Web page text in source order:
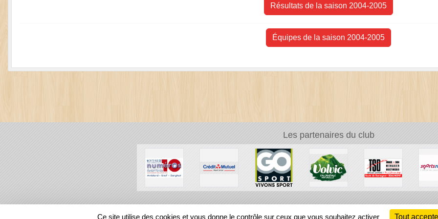
Résultats de la saison 2004-2005
Équipes de la saison 2004-2005
Les partenaires du club
REGIONS
Ce site utilise des cookies et vous donne le contrôle sur ceux que vous souhaitez activer Tout